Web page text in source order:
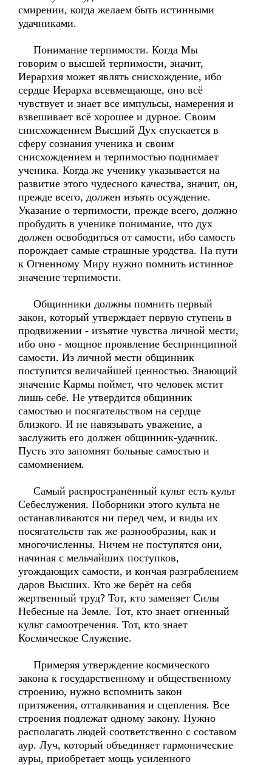
смирении, когда желаем быть истинными
удачниками.
Понимание терпимости. Когда Мы
говорим о высшей терпимости, значит,
Иерархия может являть снисхождение, ибо
сердце Иерарха всевмещающе, оно всё
чувствует и знает все импульсы, намерения и
взвешивает всё хорошее и дурное. Своим
снисхождением Высший Дух спускается в
сферу сознания ученика и своим
снисхождением и терпимостью поднимает
ученика. Когда же ученику указывается на
развитие этого чудесного качества, значит, он,
прежде всего, должен изъять осуждение.
Указание о терпимости, прежде всего, должно
пробудить в ученике понимание, что дух
должен освободиться от самости, ибо самость
порождает самые страшные уродства. На пути
к Огненному Миру нужно помнить истинное
значение терпимости.
Общинники должны помнить первый
закон, который утверждает первую ступень в
продвижении - изъятие чувства личной мести,
ибо оно - мощное проявление беспринципной
самости. Из личной мести общинник
поступится величайшей ценностью. Знающий
значение Кармы поймет, что человек мстит
лишь себе. Не утвердится общинник
самостью и посягательством на сердце
близкого. И не навязывать уважение, а
заслужить его должен общинник-удачник.
Пусть это запомнят больные самостью и
самомнением.
Самый распространенный культ есть культ
Себеслужения. Поборники этого культа не
останавливаются ни перед чем, и виды их
посягательств так же разнообразны, как и
многочисленны. Ничем не поступятся они,
начиная с мельчайших поступков,
угождающих самости, и кончая разграблением
даров Высших. Кто же берёт на себя
жертвенный труд? Тот, кто заменяет Силы
Небесные на Земле. Тот, кто знает огненный
культ самоотречения. Тот, кто знает
Космическое Служение.
Примеряя утверждение космического
закона к государственному и общественному
строению, нужно вспомнить закон
притяжения, отталкивания и сцепления. Все
строения подлежат одному закону. Нужно
располагать людей соответственно с составом
аур. Луч, который объединяет гармонические
ауры, приобретает мощь усиленного